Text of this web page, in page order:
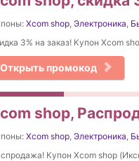
Xcom shop, Электроника,
3% на заказ! Купон Xcom
Открыть промокод
shop,
Xcom shop, Электроника,
Купон Xcom shop